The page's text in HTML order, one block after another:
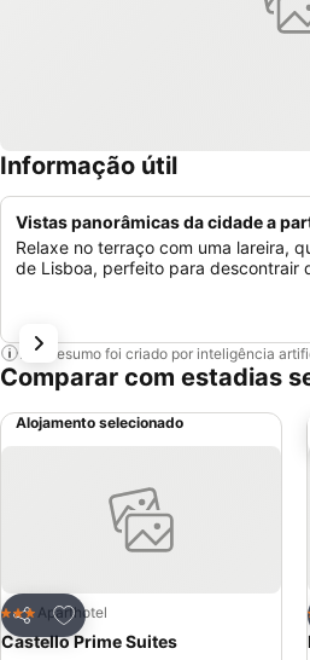
Informação útil
Vistas panorâmicas da cidade a
Relaxe no terraço com uma lareira,
de Lisboa, perfeito para descontrair
Este resumo foi criado por inteligência
Comparar com estadias
Alojamento selecionado
Partilhar
Adicionar aos favoritos
3 EstrelasAparthotel
Castello Prime Suites